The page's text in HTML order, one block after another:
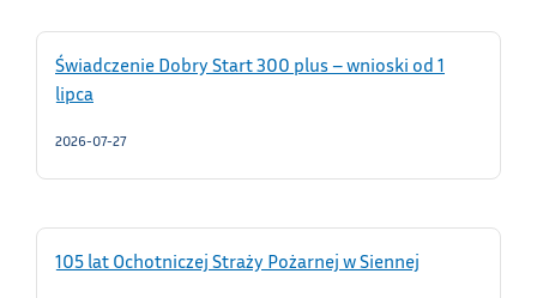
Świadczenie Dobry Start 300 plus – wnioski od 1
lipca
2026-07-27
105 lat Ochotniczej Straży Pożarnej w Siennej